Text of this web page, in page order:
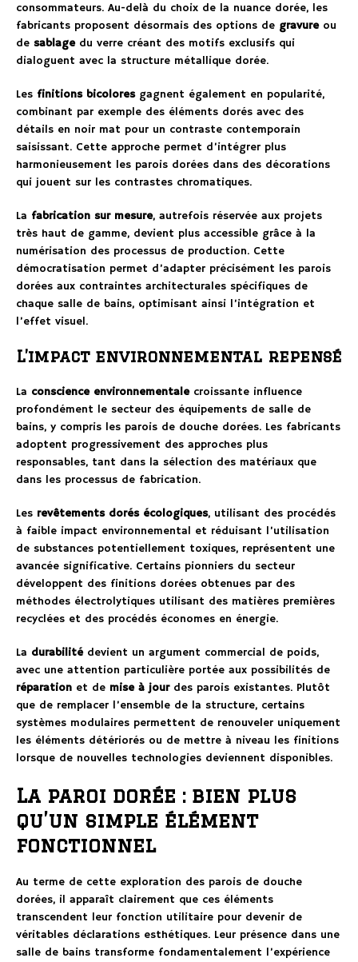
consommateurs. Au-delà du choix de la nuance dorée, les
fabricants proposent désormais des options de gravureou
de sablagedu verre créant des motifs exclusifs qui
dialoguent avec la structure métallique dorée.
Les finitions bicoloresgagnent également en popularité,
combinant par exemple des éléments dorés avec des
détails en noir mat pour un contraste contemporain
saisissant. Cette approche permet d’intégrer plus
harmonieusement les parois dorées dans des décorations
qui jouent sur les contrastes chromatiques.
La fabrication sur mesure, autrefois réservée aux projets
très haut de gamme, devient plus accessible grâce à la
numérisation des processus de production. Cette
démocratisation permet d’adapter précisément les parois
dorées aux contraintes architecturales spécifiques de
chaque salle de bains, optimisant ainsi l’intégration et
l’effet visuel.
L’impact environnemental repensé
La conscience environnementalecroissante influence
profondément le secteur des équipements de salle de
bains, y compris les parois de douche dorées. Les fabricants
adoptent progressivement des approches plus
responsables, tant dans la sélection des matériaux que
dans les processus de fabrication.
Les revêtements dorés écologiques, utilisant des procédés
à faible impact environnemental et réduisant l’utilisation
de substances potentiellement toxiques, représentent une
avancée significative. Certains pionniers du secteur
développent des finitions dorées obtenues par des
méthodes électrolytiques utilisant des matières premières
recyclées et des procédés économes en énergie.
La durabilitédevient un argument commercial de poids,
avec une attention particulière portée aux possibilités de
réparation et de mise à jourdes parois existantes. Plutôt
que de remplacer l’ensemble de la structure, certains
systèmes modulaires permettent de renouveler uniquement
les éléments détériorés ou de mettre à niveau les finitions
lorsque de nouvelles technologies deviennent disponibles.
La paroi dorée : bien plus
qu’un simple élément
fonctionnel
Au terme de cette exploration des parois de douche
dorées, il apparaît clairement que ces éléments
transcendent leur fonction utilitaire pour devenir de
véritables déclarations esthétiques. Leur présence dans une
salle de bains transforme fondamentalement l’expérience